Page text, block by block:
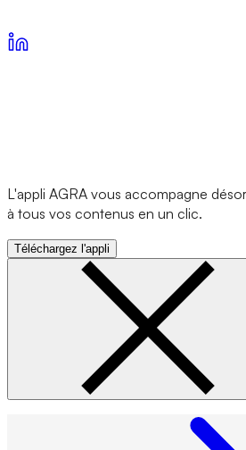
L'appli AGRA vous accompagne
à tous vos contenus en un clic.
Téléchargez l'appli